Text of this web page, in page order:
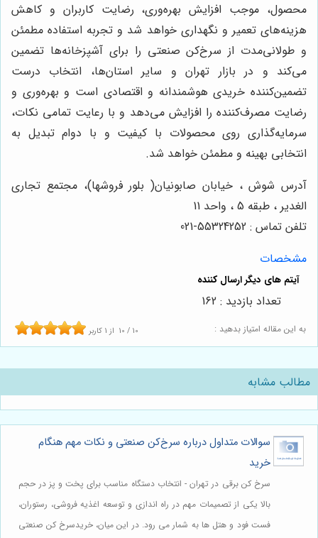
محصول، موجب افزایش بهره‌وری، رضایت کاربران و کاهش
هزینه‌های تعمیر و نگهداری خواهد شد و تجربه استفاده مطمئن
و طولانی‌مدت از سرخ‌کن صنعتی را برای آشپزخانه‌ها تضمین
می‌کند و در بازار تهران و سایر استان‌ها، انتخاب درست
تضمین‌کننده خریدی هوشمندانه و اقتصادی است و بهره‌وری و
رضایت مصرف‌کننده را افزایش می‌دهد و با رعایت تمامی نکات،
سرمایه‌گذاری روی محصولات با کیفیت و با دوام تبدیل به
انتخابی بهینه و مطمئن خواهد شد.
آدرس شوش ، خیابان صابونیان( بلور فروشها)، مجتمع تجاری
الغدیر ، طبقه 5 ، واحد 11
تلفن تماس : 55324252-021
مشخصات
به این مقاله امتیاز بدهید : 10 / 10 از1 کاربر
تعداد بازدید : 162
مطالب مشابه
سوالات متداول درباره سرخ‌کن صنعتی و نکات مهم هنگام
خرید
سرخ کن برقی در تهران - انتخاب دستگاه مناسب برای پخت و پز در حجم
بالا یکی از تصمیمات مهم در راه اندازی و توسعه اغذیه فروشی، رستوران،
فست فود و هتل ها به شمار می رود. در این میان، خریدسرخ کن صنعتی